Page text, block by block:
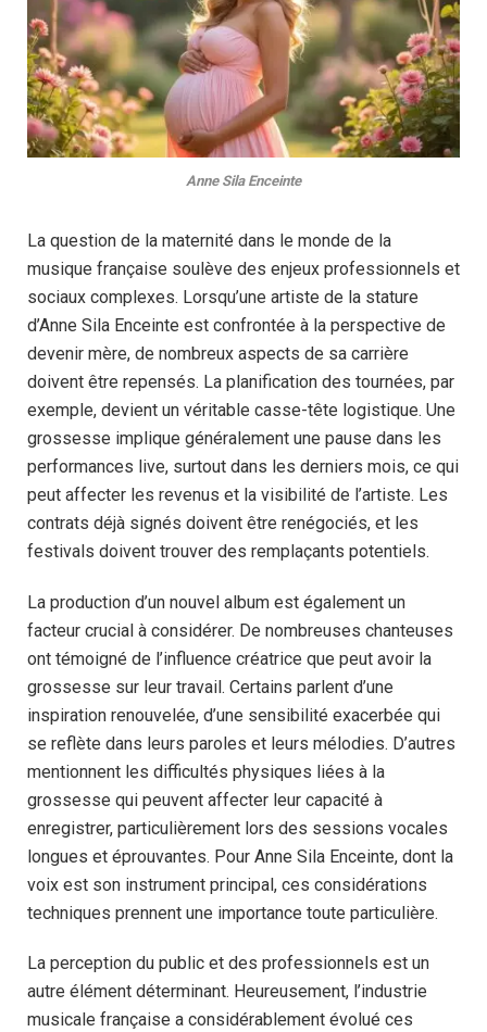
Anne Sila Enceinte
La question de la maternité dans le monde de la
musique française soulève des enjeux professionnels et
sociaux complexes. Lorsqu’une artiste de la stature
d’Anne Sila Enceinte est confrontée à la perspective de
devenir mère, de nombreux aspects de sa carrière
doivent être repensés. La planification des tournées, par
exemple, devient un véritable casse-tête logistique. Une
grossesse implique généralement une pause dans les
performances live, surtout dans les derniers mois, ce qui
peut affecter les revenus et la visibilité de l’artiste. Les
contrats déjà signés doivent être renégociés, et les
festivals doivent trouver des remplaçants potentiels.
La production d’un nouvel album est également un
facteur crucial à considérer. De nombreuses chanteuses
ont témoigné de l’influence créatrice que peut avoir la
grossesse sur leur travail. Certains parlent d’une
inspiration renouvelée, d’une sensibilité exacerbée qui
se reflète dans leurs paroles et leurs mélodies. D’autres
mentionnent les difficultés physiques liées à la
grossesse qui peuvent affecter leur capacité à
enregistrer, particulièrement lors des sessions vocales
longues et éprouvantes. Pour Anne Sila Enceinte, dont la
voix est son instrument principal, ces considérations
techniques prennent une importance toute particulière.
La perception du public et des professionnels est un
autre élément déterminant. Heureusement, l’industrie
musicale française a considérablement évolué ces